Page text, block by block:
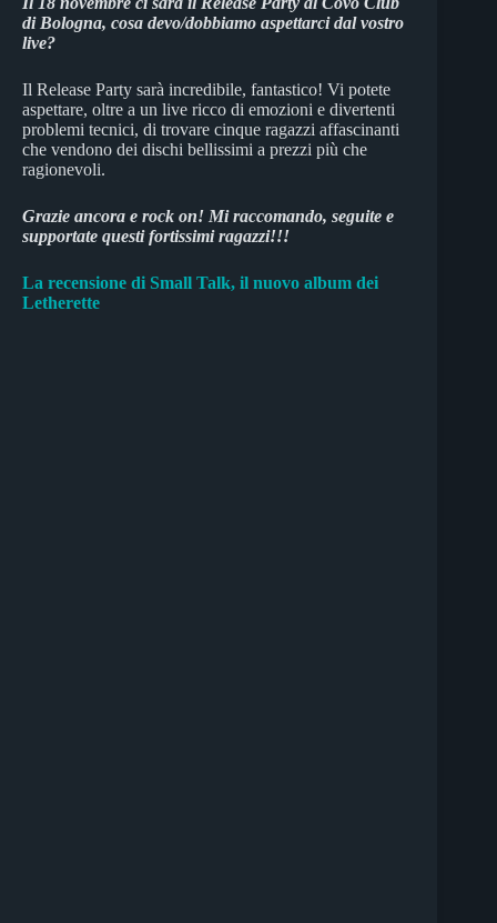
di Bologna, cosa devo/dobbiamo aspettarci dal vostro
live?
Il Release Party sarà incredibile, fantastico! Vi potete
aspettare, oltre a un live ricco di emozioni e divertenti
problemi tecnici, di trovare cinque ragazzi affascinanti
che vendono dei dischi bellissimi a prezzi più che
ragionevoli.
Grazie ancora e rock on! Mi raccomando, seguite e
supportate questi fortissimi ragazzi!!!
La recensione di Small Talk, il nuovo album dei
Letherette